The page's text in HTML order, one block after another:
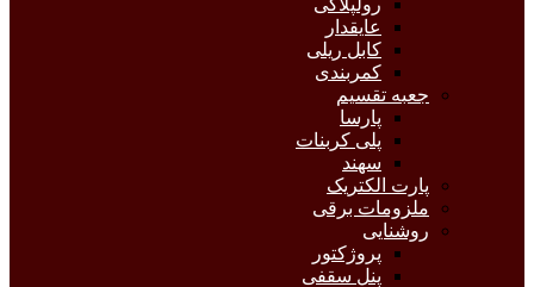
رولپلاکی
عایقدار
کابل ریلی
کمربندی
جعبه تقسیم
پارسا
پلی کربنات
سهند
پارت الکتریک
ملزومات برقی
روشنایی
پروژکتور
پنل سقفی